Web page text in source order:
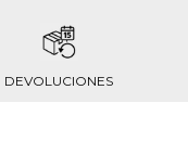
DEVOLUCIONES